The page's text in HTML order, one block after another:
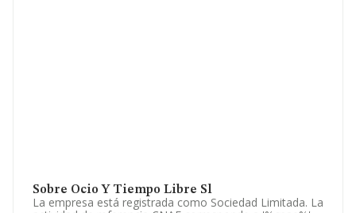
Sobre Ocio Y Tiempo Libre Sl
La empresa está registrada como Sociedad Limitada. La